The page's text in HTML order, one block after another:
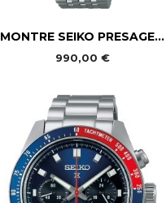
Aperçu rapide
MONTRE SEIKO PRESAGE...
990,00 €